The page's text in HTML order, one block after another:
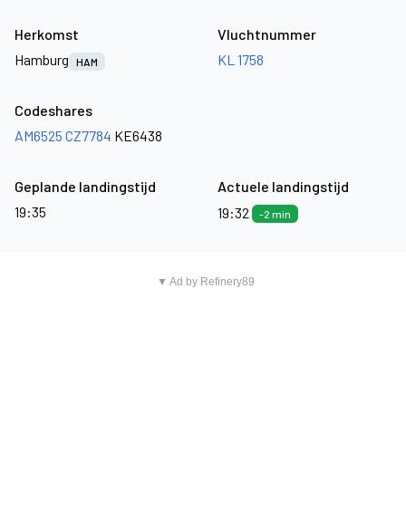
Herkomst
Hamburg
HAM
Vluchtnummer
KL 1758
Codeshares
AM6525 CZ7784 KE6438
Geplande landingstijd
19:35
Actuele landingstijd
19:32
-2 min
▼ Ad by Refinery89